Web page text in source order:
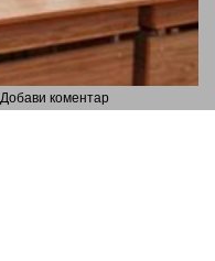
Добави коментар